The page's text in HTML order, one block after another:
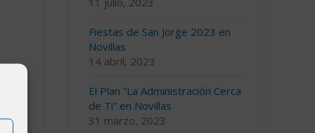
Fiestas de San Jorge 2023 en
Novillas
14 abril, 2023
El Plan “La Administración Cerca
de Ti” en Novillas
31 marzo, 2023